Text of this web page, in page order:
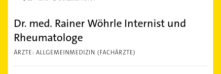
Dr. med. Rainer Wöhrle Internist und
Rheumatologe
ÄRZTE: ALLGEMEINMEDIZIN (FACHÄRZTE)